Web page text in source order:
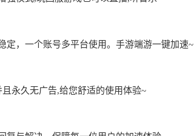
定，一个账号多平台使用。手游端游一键加速~
永久无广告,给您舒适的使用体验~